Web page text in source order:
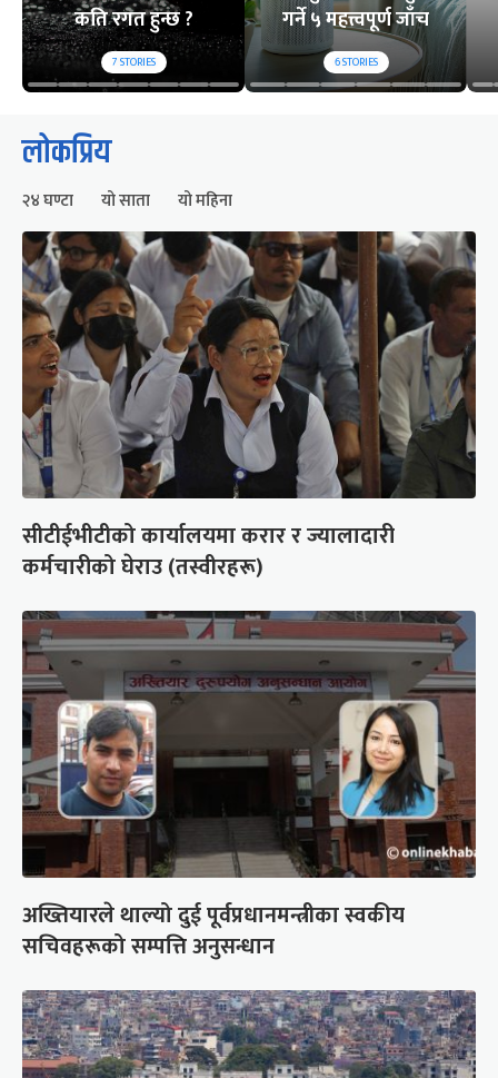
कति रगत हुन्छ ?
7STORIES
गर्ने ५ महत्त्वपूर्ण जाँच
6STORIES
लोकप्रिय
२४ घण्टा यो साता यो महिना
सीटीईभीटीको कार्यालयमा करार र ज्यालादारी
कर्मचारीको घेराउ (तस्वीरहरू)
अख्तियारले थाल्यो दुई पूर्वप्रधानमन्त्रीका स्वकीय
सचिवहरूको सम्पत्ति अनुसन्धान